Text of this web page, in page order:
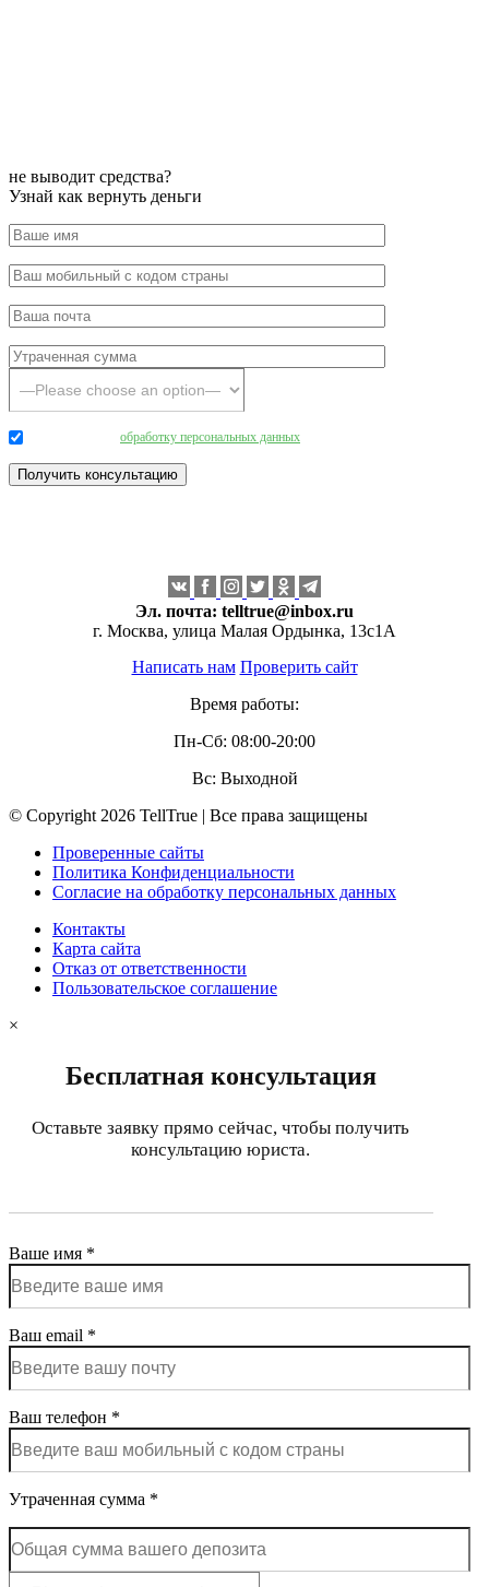
не выводит средства?
Узнай как вернуть деньги
обработку персональных данных
Эл. почта: telltrue@inbox.ru
г. Москва, улица Малая Ордынка, 13с1А
Написать нам Проверить сайт
Время работы:
Пн-Сб: 08:00-20:00
Вс: Выходной
© Copyright 2026 TellTrue | Все права защищены
Проверенные сайты
Политика Конфиденциальности
Согласие на обработку персональных данных
Контакты
Карта сайта
Отказ от ответственности
Пользовательское соглашение
×
Бесплатная консультация
Оставьте заявку прямо сейчас, чтобы получить
консультацию юриста.
Ваше имя *
Ваш email *
Ваш телефон *
Утраченная сумма *